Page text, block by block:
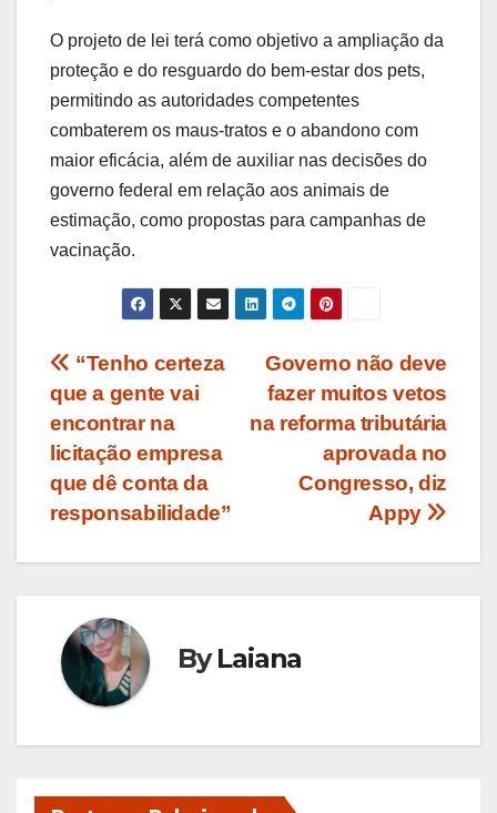
O projeto de lei terá como objetivo a ampliação da
proteção e do resguardo do bem-estar dos pets,
permitindo as autoridades competentes
combaterem os maus-tratos e o abandono com
maior eficácia, além de auxiliar nas decisões do
governo federal em relação aos animais de
estimação, como propostas para campanhas de
vacinação.
Navegação
de
Post
Governo não deve
fazer muitos vetos
na reforma tributária
aprovada no
Congresso, diz
Appy
“Tenho certeza
que a gente vai
encontrar na
licitação empresa
que dê conta da
responsabilidade”
ByLaiana